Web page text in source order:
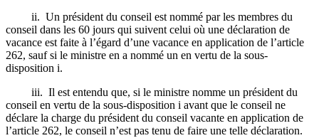
ii. Un président du conseil est nommé par les membres du
conseil dans les 60 jours qui suivent celui où une déclaration de
vacance est faite à l’égard d’une vacance en application de l’article
262, sauf si le ministre en a nommé un en vertu de la sous-
disposition i.
iii. Il est entendu que, si le ministre nomme un président du
conseil en vertu de la sous-disposition i avant que le conseil ne
déclare la charge du président du conseil vacante en application de
l’article 262, le conseil n’est pas tenu de faire une telle déclaration.